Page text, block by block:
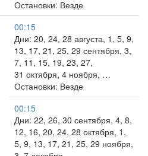
Остановки: Везде
00:15
Дни: 20, 24, 28 августа, 1, 5, 9,
13, 17, 21, 25, 29 сентября, 3,
7, 11, 15, 19, 23, 27,
31 октября, 4 ноября, …
Остановки: Везде
00:15
Дни: 22, 26, 30 сентября, 4, 8,
12, 16, 20, 24, 28 октября, 1,
5, 9, 13, 17, 21, 25, 29 ноября,